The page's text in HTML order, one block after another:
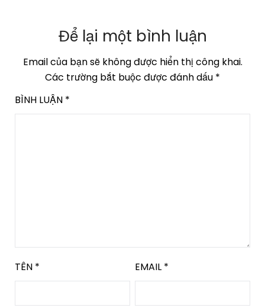
Để lại một bình luận
Email của bạn sẽ không được hiển thị công khai.
Các trường bắt buộc được đánh dấu *
BÌNH LUẬN *
TÊN * EMAIL *